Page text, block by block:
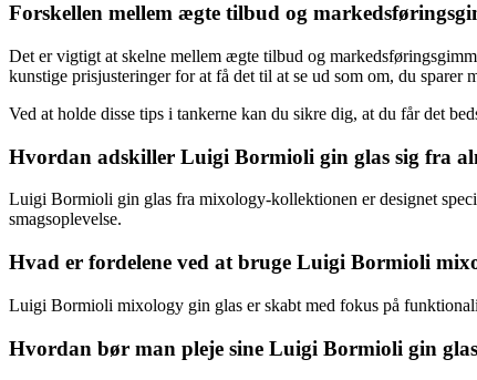
Forskellen mellem ægte tilbud og
Det er vigtigt at skelne mellem ægte tilbud og
kunstige prisjusteringer for at få det til at se ud som om, du sparer
Ved at holde disse tips i tankerne kan du sikre dig, at du får det
Hvordan adskiller Luigi Bormioli gin glas sig fra
Luigi Bormioli gin glas fra mixology-kollektionen er designet
smagsoplevelse.
Hvad er fordelene ved at bruge Luigi Bormioli
Luigi Bormioli mixology gin glas er skabt med fokus på
Hvordan bør man pleje sine Luigi Bormioli gin